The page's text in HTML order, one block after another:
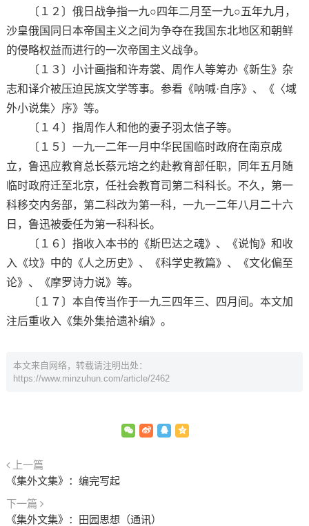
〔１２〕俄日战争指一九○四年二月至一九○五年九月，
沙皇俄国同日本帝国主义之间为争夺在我国东北地区和朝鲜
的侵略权益而进行的一次帝国主义战争。
〔１３〕小计画指和许寿裳、周作人等筹办《新生》杂
志和译介被压迫民族文学等事。参看《呐喊·自序》、《〈域
外小说集〉序》等。
〔１４〕指周作人和他的妻子羽太信子等。
〔１５〕一九一二年一月中华民国临时政府在南京成
立，鲁迅应教育总长蔡元培之约赴教育部任职，同年五月随
临时政府迁至北京，任社会教育司第二科科长。不久，第一
科移交内务部，第二科改为第一科，一九一二年八月二十六
日，鲁迅被委任为第一科科长。
〔１６〕指收入本书的《斯巴达之魂》、《说恂》和收
入《坟》中的《人之历史》、《科学史教篇》、《文化偏至
论》、《摩罗诗力说》等。
〔１７〕本自传当作于一九三四年三、四月间。本文加
注后重收入《集外集拾遗补编》。
本文来自网络，转载请注明出处：
https://www.minzuhun.com/article/2462
上一篇
《集外文集》：编完写起
下一篇
《集外文集》：田园思想（通讯）